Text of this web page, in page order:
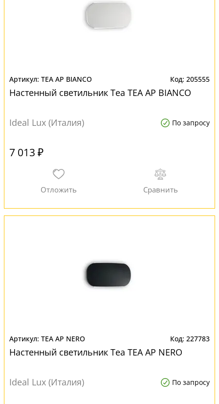
TEA AP BIANCO 205555
Настенный светильник Tea TEA AP BIANCO
Ideal Lux (Италия) По запросу
7 013 ₽
TEA AP NERO 227783
Настенный светильник Tea TEA AP NERO
Ideal Lux (Италия) По запросу